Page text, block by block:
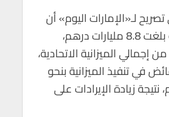
لـ«الإمارات اليوم» أن
الإيرادات الفعلية بلغت 8.8 مليارات درهم،
نسبة 18% من إجمالي الميزانية الاتحادية،
في تنفيذ الميزانية بنحو
نتيجة زيادة الإيرادات على